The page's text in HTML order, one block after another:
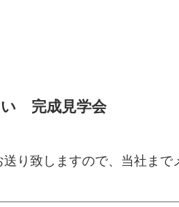
い 完成見学会
り致しますので、当社ま